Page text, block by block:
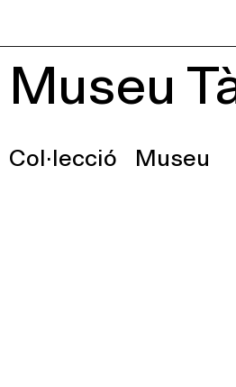
Museu
Col·lecció Museu